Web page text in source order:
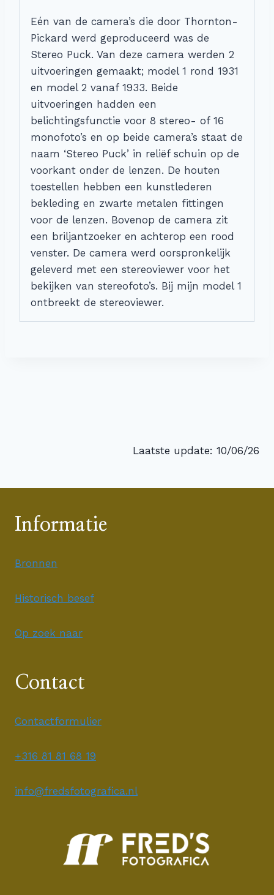
Eén van de camera’s die door Thornton-
Pickard werd geproduceerd was de
Stereo Puck. Van deze camera werden 2
uitvoeringen gemaakt; model 1 rond 1931
en model 2 vanaf 1933. Beide
uitvoeringen hadden een
belichtingsfunctie voor 8 stereo- of 16
monofoto’s en op beide camera’s staat de
naam ‘Stereo Puck’ in reliëf schuin op de
voorkant onder de lenzen. De houten
toestellen hebben een kunstlederen
bekleding en zwarte metalen fittingen
voor de lenzen. Bovenop de camera zit
een briljantzoeker en achterop een rood
venster. De camera werd oorspronkelijk
geleverd met een stereoviewer voor het
bekijken van stereofoto’s. Bij mijn model 1
ontbreekt de stereoviewer.
Laatste update: 10/06/26
Informatie
Bronnen
Historisch besef
Op zoek naar
Contact
Contactformulier
+316 81 81 68 19
info@fredsfotografica.nl